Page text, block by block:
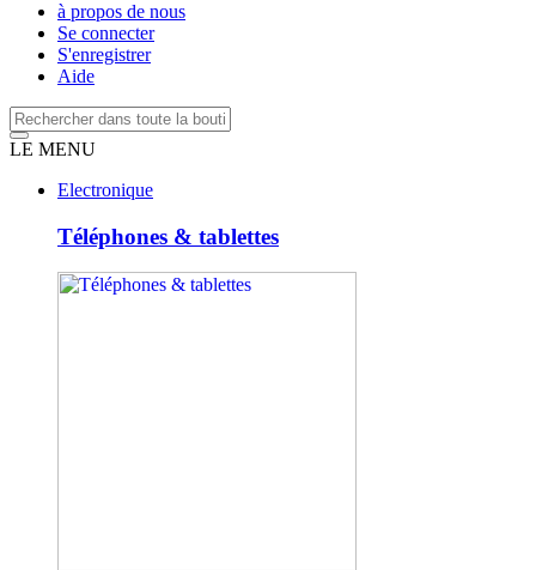
à propos de nous
Se connecter
S'enregistrer
Aide
LE MENU
Electronique
Téléphones & tablettes